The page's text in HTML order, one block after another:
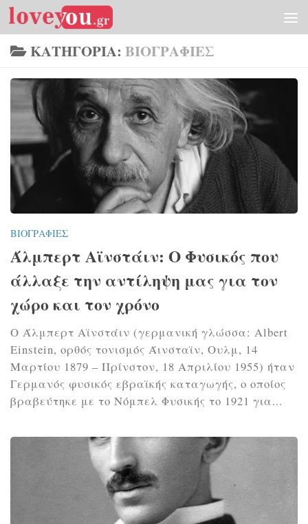
Skip to content
ΚΑΤΗΓΟΡΊΑ: ΒΙΟΓΡΑΦΊΕΣ
ΒΙΟΓΡΑΦΊΕΣ
Άλμπερτ Αϊνστάιν: Ο Φυσικός που
άλλαξε την αντίληψη μας για τον
χώρο και τον χρόνο
Ο Άλμπερτ Αϊνστάιν (γερμανική γλώσσα: Albert
Einstein, ορθός τονισμός Άινσταϊν, Ουλμ, 14
Μαρτίου 1879 – Πρίνστον, 18 Απριλίου 1955) ήταν
Γερμανός φυσικός εβραϊκής καταγωγής, ο οποίος
βραβεύτηκε με το Νόμπελ Φυσικής το 1921 για...